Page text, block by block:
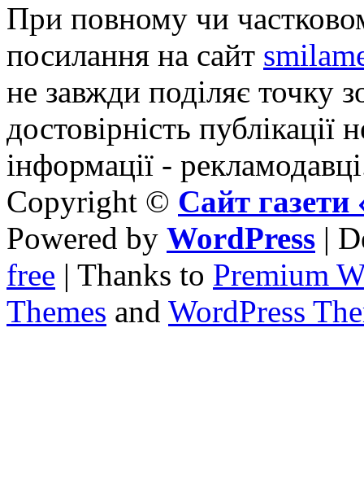
При повному чи
посилання на сайт
не завжди поділяє точку
достовірність публікації
інформації -
Copyright © Сайт
Powered by WordPress |
free | Thanks to Premium
Themes and WordPress